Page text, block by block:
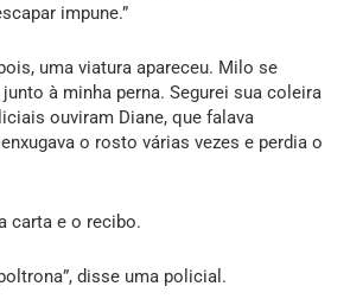
impune.”
uma viatura apareceu. Milo se
à minha perna. Segurei sua coleira
ouviram Diane, que falava
o rosto várias vezes e perdia o
carta e o recibo.
disse uma policial.